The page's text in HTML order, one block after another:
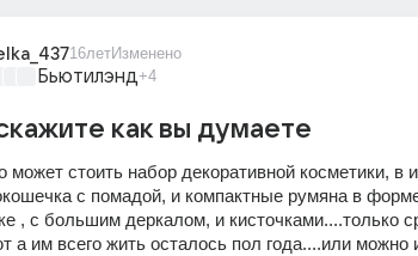
16летИзменено
Бьютилэнд+4
как вы думаете
может стоить набор декоративной косметики, в
с помадой, и компактные румяна в
, с большим деркалом, и кисточками....только
а им всего жить осталось пол года....или